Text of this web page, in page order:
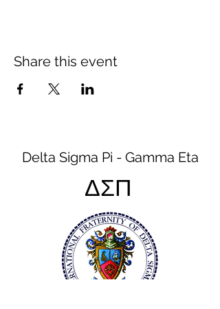
Share this event
Delta Sigma Pi - Gamma Eta
ΔΣΠ